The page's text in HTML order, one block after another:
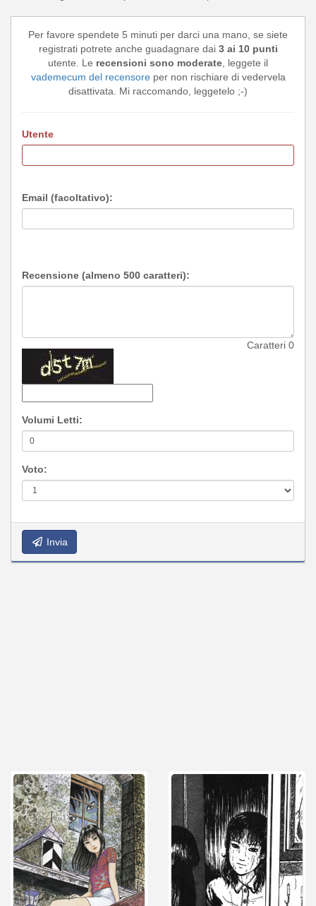
Per favore spendete 5 minuti per darci una mano, se siete
registrati potrete anche guadagnare dai 3 ai 10 punti
utente. Le recensioni sono moderate , leggete il
vademecum del recensoreper non rischiare di vedervela
disattivata. Mi raccomando, leggetelo ;-)
Utente
Email (facoltativo):
Recensione (almeno 500 caratteri):
Caratteri 0
Volumi Letti:
Voto:
Invia